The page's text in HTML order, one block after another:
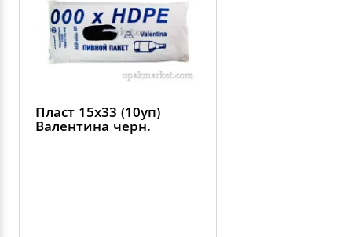
Пласт 15х33 (10уп)
Валентина черн.